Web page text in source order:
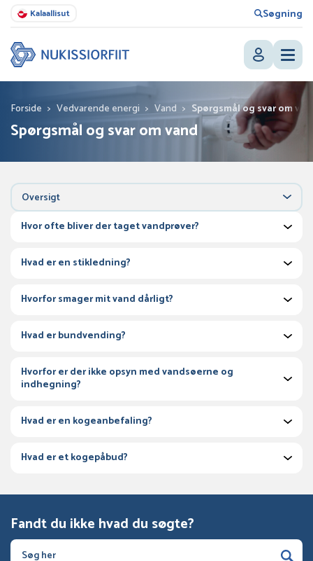
Kalaallisut Søgning
Forside > Vedvarende energi > Vand > Spørgsmål og svar om
Spørgsmål og svar om vand
Oversigt
Hvor ofte bliver der taget vandprøver?
Hvad er en stikledning?
Hvorfor smager mit vand dårligt?
Hvad er bundvending?
Hvorfor er der ikke opsyn med vandsøerne og
indhegning?
Hvad er en kogeanbefaling?
Hvad er et kogepåbud?
Fandt du ikke hvad du søgte?